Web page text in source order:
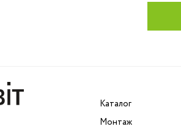
Каталог
Монтаж